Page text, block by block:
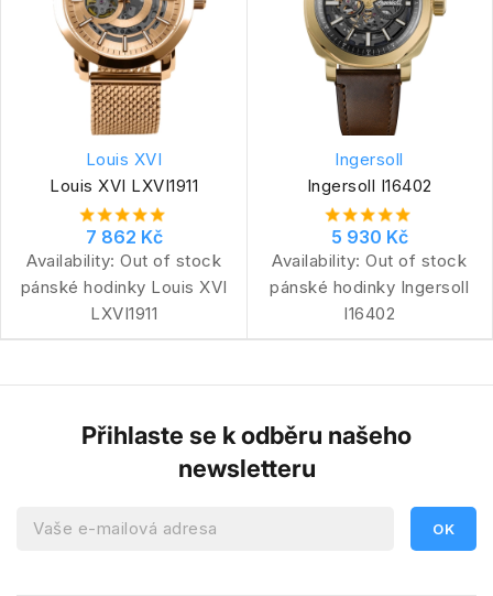
Louis XVI
Louis XVI LXVI1911
7 862 Kč
Availability: Out of stock
pánské hodinky Louis XVI
LXVI1911
Ingersoll
Ingersoll I16402
5 930 Kč
Availability: Out of stock
pánské hodinky Ingersoll
I16402
Přihlaste se k odběru našeho
newsletteru